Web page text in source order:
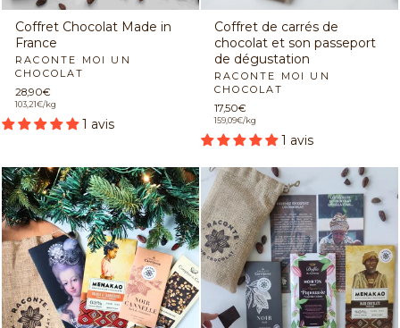
Coffret Chocolat Made in
France
RACONTE MOI UN
CHOCOLAT
28,90€
103,21€/kg
1 avis
Coffret de carrés de
chocolat et son passeport
de dégustation
RACONTE MOI UN
CHOCOLAT
17,50€
159,09€/kg
1 avis